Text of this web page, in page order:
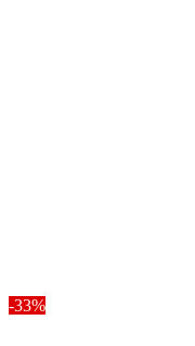
-33%